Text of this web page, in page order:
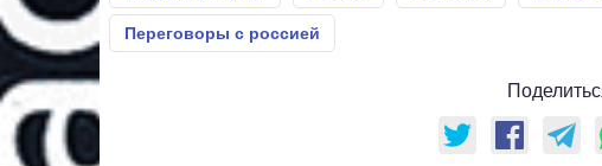
Переговоры с россией